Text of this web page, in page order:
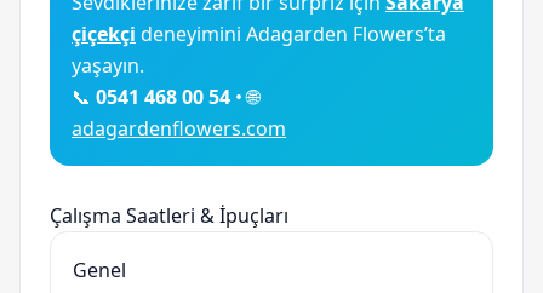
çiçekçi deneyimini Adagarden Flowers’ta
yaşayın.
📞 0541 468 00 54 • 🌐
adagardenflowers.com
Çalışma Saatleri & İpuçları
Genel